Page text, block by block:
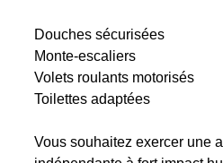
Douches sécurisées
Monte-escaliers
Volets roulants motorisés
Toilettes adaptées
Vous souhaitez exercer une